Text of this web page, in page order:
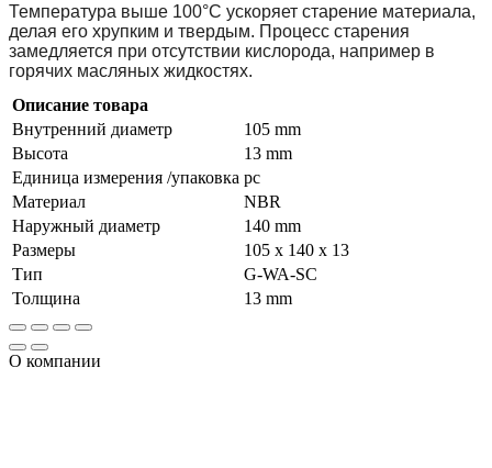
Температура выше 100°С ускоряет старение материала,
делая его хрупким и твердым. Процесс старения
замедляется при отсутствии кислорода, например в
горячих масляных жидкостях.
Описание товара
Внутренний диаметр
105 mm
Высота
13 mm
Единица измерения /упаковка pc
Материал
NBR
Наружный диаметр
140 mm
Размеры
105 x 140 x 13
Тип
G-WA-SC
Толщина
13 mm
О компании